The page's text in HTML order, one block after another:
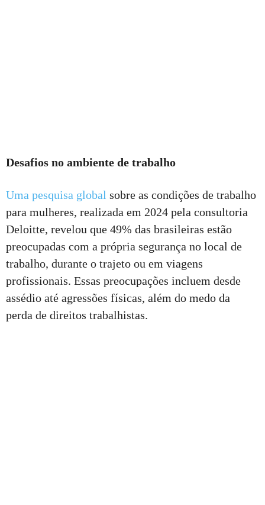
Desafios no ambiente de trabalho
Uma pesquisa global sobre as condições de trabalho
para mulheres, realizada em 2024 pela consultoria
Deloitte, revelou que 49% das brasileiras estão
preocupadas com a própria segurança no local de
trabalho, durante o trajeto ou em viagens
profissionais. Essas preocupações incluem desde
assédio até agressões físicas, além do medo da
perda de direitos trabalhistas.